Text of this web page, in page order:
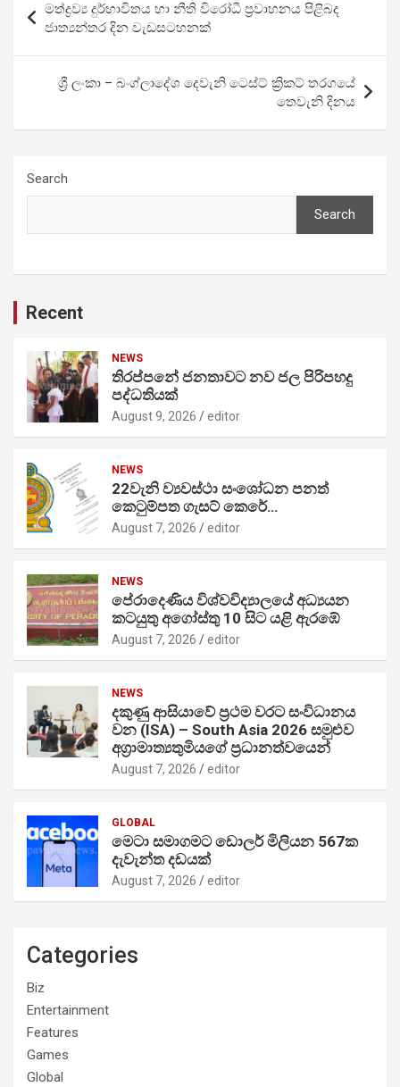
navigation
මත්ද්‍රව්‍ය දුර්භාවිතය හා නීති විරෝධී ප‍්‍රවාහනය පිළිබද
ජාත්‍යන්තර දින වැඩසටහනක්
ශ්‍රී ලංකා – බංග්ලාදේශ දෙවැනි ටෙස්ට් ක්‍රිකට් තරගයේ
තෙවැනි දිනය
Search
Search
Recent
NEWS
තිරප්පනේ ජනතාවට නව ජල පිරිපහදු
පද්ධතියක්
August 9, 2026 editor
NEWS
22වැනි ව්‍යවස්ථා සංශෝධන පනත්
කෙටුම්පත ගැසට් කෙරේ…
August 7, 2026 editor
NEWS
පේරාදෙණිය විශ්වවිද්‍යාලයේ අධ්‍යයන
කටයුතු අගෝස්තු 10 සිට යළි ඇරඹේ
August 7, 2026 editor
NEWS
දකුණු ආසියාවේ ප්‍රථම වරට සංවිධානය
වන (ISA) – South Asia 2026 සමුළුව
අග්‍රාමාත්‍යතුමියගේ ප්‍රධානත්වයෙන්
August 7, 2026 editor
GLOBAL
මෙටා සමාගමට ඩොලර් මිලියන 567ක
දැවැන්ත දඩයක්
August 7, 2026 editor
Categories
Biz
Entertainment
Features
Games
Global